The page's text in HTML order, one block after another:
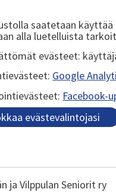
saatetaan
alla luetelluista
evästeet:
Google
Facebook-
evästevalintojasi
ja Vilppulan Seniorit ry